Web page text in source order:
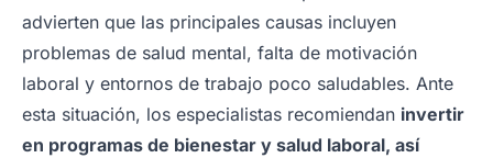
advierten que las principales causas incluyen
problemas de salud mental, falta de motivación
laboral y entornos de trabajo poco saludables. Ante
esta situación, los especialistas recomiendan invertir
en programas de bienestar y salud laboral, así